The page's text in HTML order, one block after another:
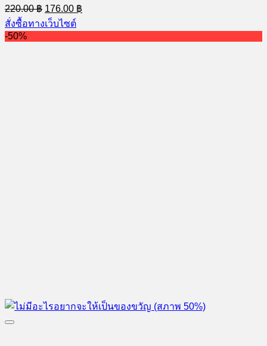
220.00฿ Original
price
was:
220.00 ฿.
176.00 ฿
price
176.00 ฿.
สั่งซื้อทางเว็บไซต์
-50%